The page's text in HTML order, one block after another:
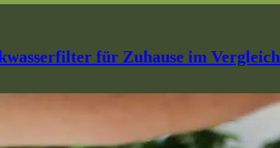
für Zuhause im Vergleich